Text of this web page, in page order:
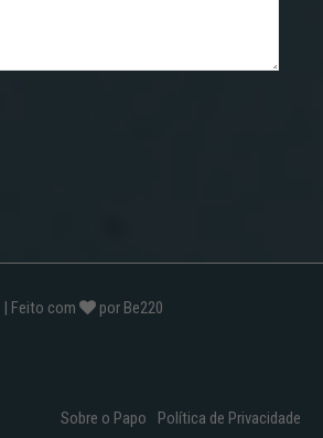
| Feito com por Be220
Sobre o Papo Política de Privacidade